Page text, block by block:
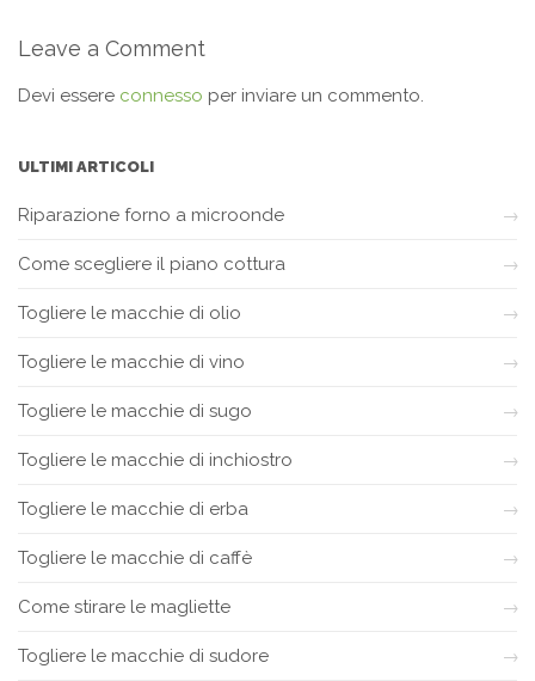
Leave a Comment
Devi essere connesso per inviare un commento.
ULTIMI ARTICOLI
Riparazione forno a microonde
Come scegliere il piano cottura
Togliere le macchie di olio
Togliere le macchie di vino
Togliere le macchie di sugo
Togliere le macchie di inchiostro
Togliere le macchie di erba
Togliere le macchie di caffè
Come stirare le magliette
Togliere le macchie di sudore